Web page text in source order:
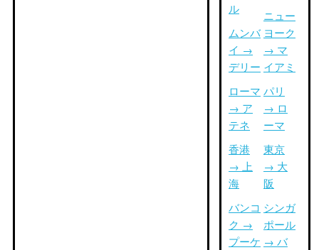
ル
ムンバ
イ →
デリー
ローマ
→ ア
テネ
香港
→ 上
海
バンコ
ク →
プーケ
ニュー
ヨーク
→ マ
イアミ
パリ
→ ロ
ーマ
東京
→ 大
阪
シンガ
ポール
→ バ